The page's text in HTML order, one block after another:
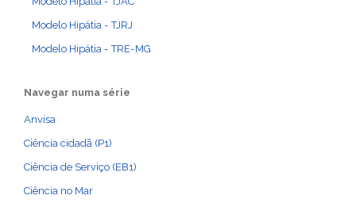
Modelo Hipátia - TJRJ
Modelo Hipátia - TRE-MG
Navegar numa série
Anvisa
Ciência cidadã (P1)
Ciência de Serviço (EB1)
Ciência no Mar